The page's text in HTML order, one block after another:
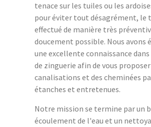
tenace sur les tuiles ou les
pour éviter tout désagrément, le
effectué de manière très
doucement possible. Nous avons
une excellente connaissance
de zinguerie afin de vous proposer
canalisations et des cheminées
étanches et entretenues.
Notre mission se termine par un
écoulement de l'eau et un